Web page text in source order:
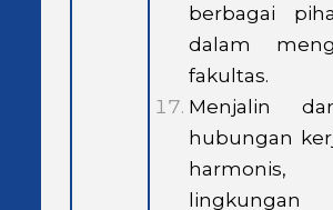
berbagai
dalam
fakultas.
Menjalin
hubungan